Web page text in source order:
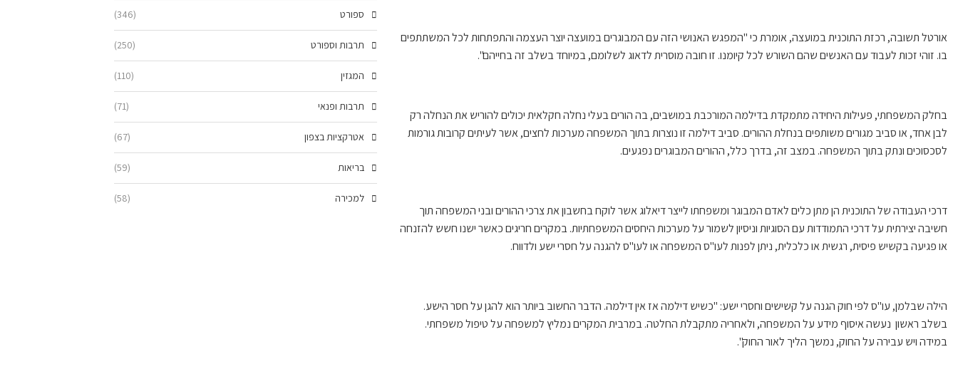
אורטל תשובה, רכזת התוכנית במועצה, אומרת כי "המפגש האנושי הזה עם המבוגרים במועצה יוצר העצמה והתפתחות לכל המשתתפים
בו. זוהי זכות לעבוד עם האנשים שהם השורש לכל קיומנו. זו חובה מוסרית לדאוג לשלומם, במיוחד בשלב זה בחייהם".
בחלק המשפחתי, פעילות היחידה מתמקדת בדילמה המורכבת במושבים, בה הורים בעלי נחלה חקלאית יכולים להוריש את הנחלה רק
לבן אחד, או סביב מגורים משותפים בנחלת ההורים. סביב דילמה זו נוצרות בתוך המשפחה מערכות לחצים, אשר לעיתים קרובות גורמות
לסכסוכים ונתק בתוך המשפחה. במצב זה, בדרך כלל, ההורים המבוגרים נפגעים.
דרכי העבודה של התוכנית הן מתן כלים לאדם המבוגר ומשפחתו לייצר דיאלוג אשר לוקח בחשבון את צרכי ההורים ובני המשפחה תוך
חשיבה יצירתית על דרכי התמודדות עם הסוגיות וניסיון לשמור על מערכות היחסים המשפחתיות. במקרים חריגים כאשר ישנו חשש להזנחה
או פגיעה בקשיש פיסית, רגשית או כלכלית, ניתן לפנות לעו"ס המשפחה או לעו"ס להגנה על חסרי ישע ולדווח.
הילה שבלמן, עו"ס לפי חוק הגנה על קשישים וחסרי ישע: "כשיש דילמה אז אין דילמה. הדבר החשוב ביותר הוא להגן על חסר הישע.
בשלב ראשון נעשה איסוף מידע על המשפחה, ולאחריה מתקבלת החלטה. במרבית המקרים נמליץ למשפחה על טיפול משפחתי.
במידה ויש עבירה על החוק, נמשך הליך לאור החוק".
ספורט (346)
תרבות וספורט (250)
המגזין (110)
תרבות ופנאי (71)
אטרקציות בצפון (67)
בריאות (59)
למכירה (58)